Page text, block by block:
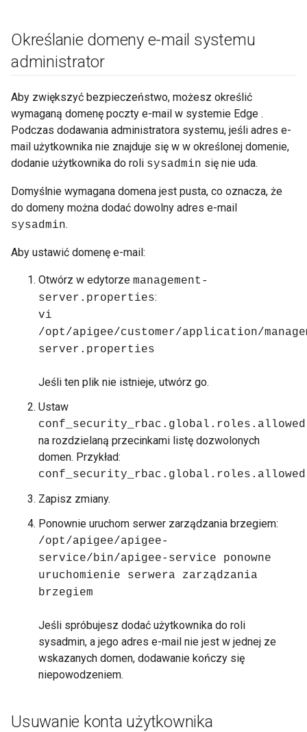
Określanie domeny e-mail systemu
administrator
Aby zwiększyć bezpieczeństwo, możesz określić
wymaganą domenę poczty e-mail w systemie Edge .
Podczas dodawania administratora systemu, jeśli adres e-
mail użytkownika nie znajduje się w w określonej domenie,
dodanie użytkownika do roli sysadmin się nie uda.
Domyślnie wymagana domena jest pusta, co oznacza, że
do domeny można dodać dowolny adres e-mail
sysadmin.
Aby ustawić domenę e-mail:
Otwórz w edytorze management-
server.properties:
vi
/opt/apigee/customer/application/
server.properties
Jeśli ten plik nie istnieje, utwórz go.
Ustaw
na rozdzielaną przecinkami listę dozwolonych
domen. Przykład:
Zapisz zmiany.
Ponownie uruchom serwer zarządzania brzegiem:
/opt/apigee/apigee-
service/bin/apigee-service ponowne
uruchomienie serwera zarządzania
brzegiem
Jeśli spróbujesz dodać użytkownika do roli
sysadmin, a jego adres e-mail nie jest w jednej ze
wskazanych domen, dodawanie kończy się
niepowodzeniem.
Usuwanie konta użytkownika